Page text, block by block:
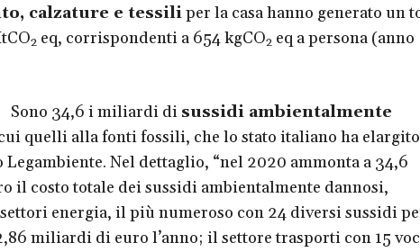
calzature e tessiliper la casa hanno generato un
2 eq, corrispondenti a 654 kgCO2 eq a persona (anno
34,6 i miliardi di sussidi ambientalmente
quelli alla fonti fossili, che lo stato italiano ha
Legambiente. Nel dettaglio, “nel 2020 ammonta a 34,6
il costo totale dei sussidi ambientalmente dannosi,
energia, il più numeroso con 24 diversi sussidi
miliardi di euro l’anno; il settore trasporti con 15